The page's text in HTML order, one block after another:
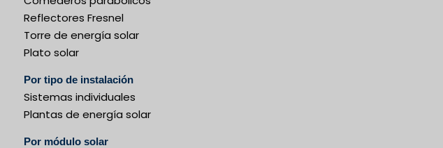
Reflectores Fresnel
Torre de energía solar
Plato solar
Por tipo de instalación
Sistemas individuales
Plantas de energía solar
Por módulo solar